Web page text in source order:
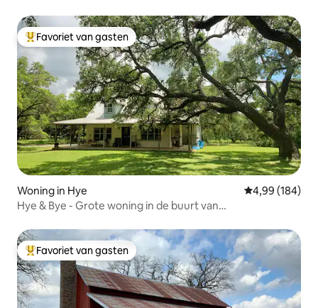
Topfavoriet van gasten
Favoriet van gasten
Woning in Hye Gemiddelde
4,99 (184)
Hye & Bye - Grote woning in de buurt van
Topfavoriet van gasten
Favoriet van gasten